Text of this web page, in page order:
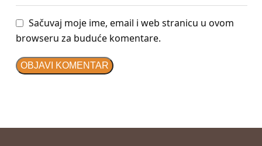
Sačuvaj moje ime, email i web stranicu u ovom
browseru za buduće komentare.